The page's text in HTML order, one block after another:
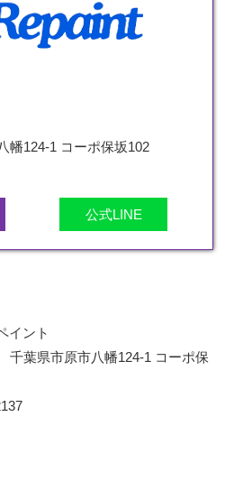
幡124-1 コーポ保坂102
公式LINE
イント
葉県市原市八幡124-1 コーポ保